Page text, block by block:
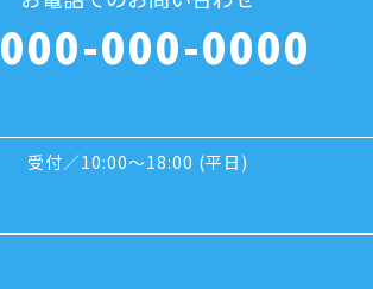
000-000-0000
受付／10:00～18:00 (平日)